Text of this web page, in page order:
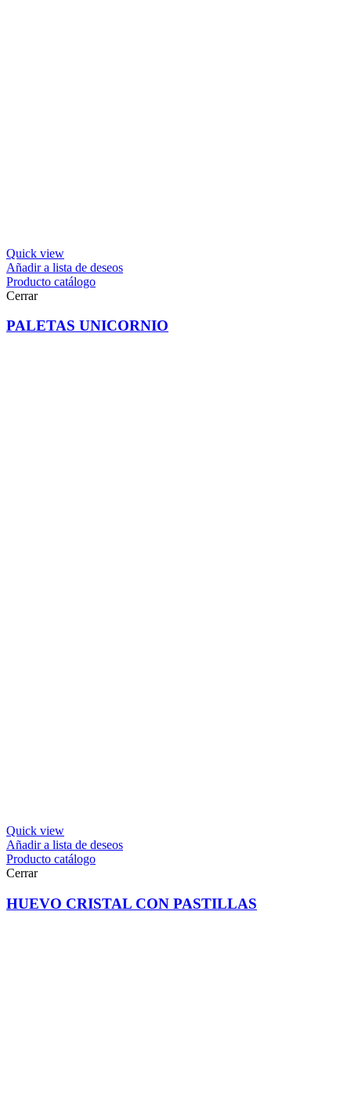
Quick view
Añadir a lista de deseos
Producto catálogo
Cerrar
PALETAS UNICORNIO
Quick view
Añadir a lista de deseos
Producto catálogo
Cerrar
HUEVO CRISTAL CON PASTILLAS